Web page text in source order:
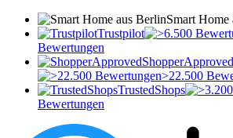
Smart Home
Trustpilot
Bewertungen
ShopperApproved
>22.500
TrustedShops
Bewertungen